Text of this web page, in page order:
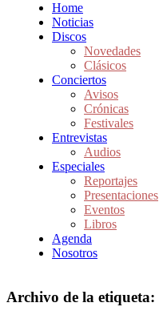
Home
Noticias
Discos
Novedades
Clásicos
Conciertos
Avisos
Crónicas
Festivales
Entrevistas
Audios
Especiales
Reportajes
Presentaciones
Eventos
Libros
Agenda
Nosotros
Archivo de la etiqueta: